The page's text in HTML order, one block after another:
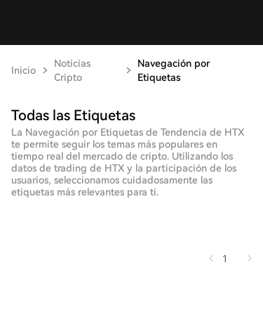
Inicio
Noticias
Cripto
Navegación por
Etiquetas
Todas las Etiquetas
La Navegación por Etiquetas de Tendencia de HTX
te permite seguir los temas más populares en
tiempo real del mercado de cripto. Utilizando los
datos de trading de HTX y la participación de los
usuarios, seleccionamos cuidadosamente las
etiquetas más relevantes para ti.
1